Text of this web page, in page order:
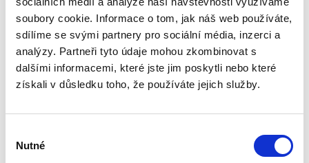
soubory cookie. Informace o tom, jak náš web používáte,
sdílíme se svými partnery pro sociální média, inzerci a
analýzy. Partneři tyto údaje mohou zkombinovat s
dalšími informacemi, které jste jim poskytli nebo které
získali v důsledku toho, že používáte jejich služby.
souhlasu
Nutné
Právo Evropské unie v dnešní době významně
ovlivňuje bezmála všechna odvětví českého
právního řádu. Základem pro správný výklad
práva EU a porozumění korelaci mezi českým
právním řádem a právem EU...
právní vady